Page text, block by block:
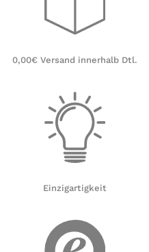
0,00€ Versand innerhalb Dtl.
Einzigartigkeit